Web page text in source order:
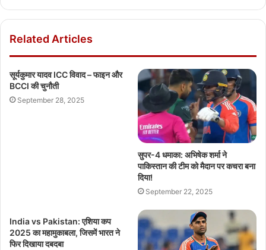
Related Articles
सूर्यकुमार यादव ICC विवाद – फाइन और
BCCI की चुनौती
September 28, 2025
सुपर-4 धमाका: अभिषेक शर्मा ने
पाकिस्तान की टीम को मैदान पर कचरा बना
दिया!
September 22, 2025
India vs Pakistan: एशिया कप
2025 का महामुकाबला, जिसमें भारत ने
फिर दिखाया दबदबा